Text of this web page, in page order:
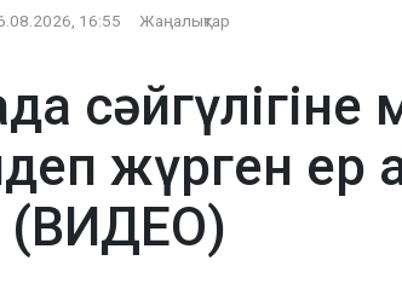
16:55 Жаңалықтар
жүрген ер
(ВИДЕО)